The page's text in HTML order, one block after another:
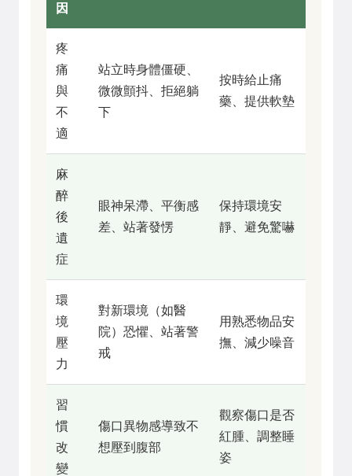
因
疼
痛
與
不
適
站立時身體僵硬、
微微顫抖、拒絕躺
下
按時給止痛
藥、提供軟墊
麻
醉
後
遺
症
眼神呆滯、平衡感
差、站著發愣
保持環境安
靜、避免驚嚇
環
境
壓
力
對新環境（如醫
院）恐懼、站著警
戒
用熟悉物品安
撫、減少噪音
習
慣
改
變
傷口異物感導致不
想壓到腹部
觀察傷口是否
紅腫、調整睡
姿